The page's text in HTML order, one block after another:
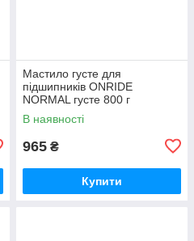
Мастило густе для
підшипників ONRIDE
NORMAL густе 800 г
(металева банка)
В наявності
965 ₴
Купити